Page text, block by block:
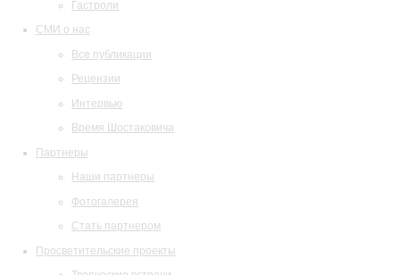
Гастроли
СМИ о нас
Все публикации
Рецензии
Интервью
Время Шостаковича
Партнеры
Наши партнеры
Фотогалерея
Стать партнером
Просветительские проекты